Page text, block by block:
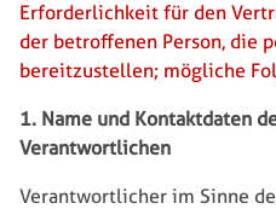
Erforderlichkeit für den
der betroffenen Person, die
bereitzustellen; mögliche
1. Name und Kontaktdaten
Verantwortlichen
Verantwortlicher im Sinne